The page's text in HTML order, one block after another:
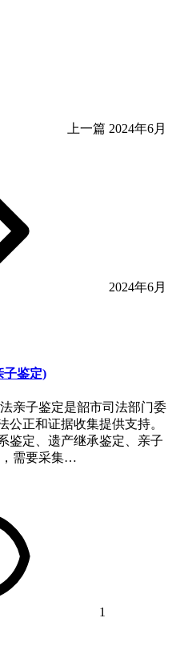
上一篇 2024年6月
2024年6月
子鉴定)
亲子鉴定是韶市司法部门委
公正和证据收集提供支持。
鉴定、遗产继承鉴定、亲子
需要采集…
1